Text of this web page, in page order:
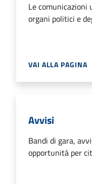
Le comunicazioni
organi politici e
VAI ALLA PAGINA
Avvisi
Bandi di gara,
opportunità per